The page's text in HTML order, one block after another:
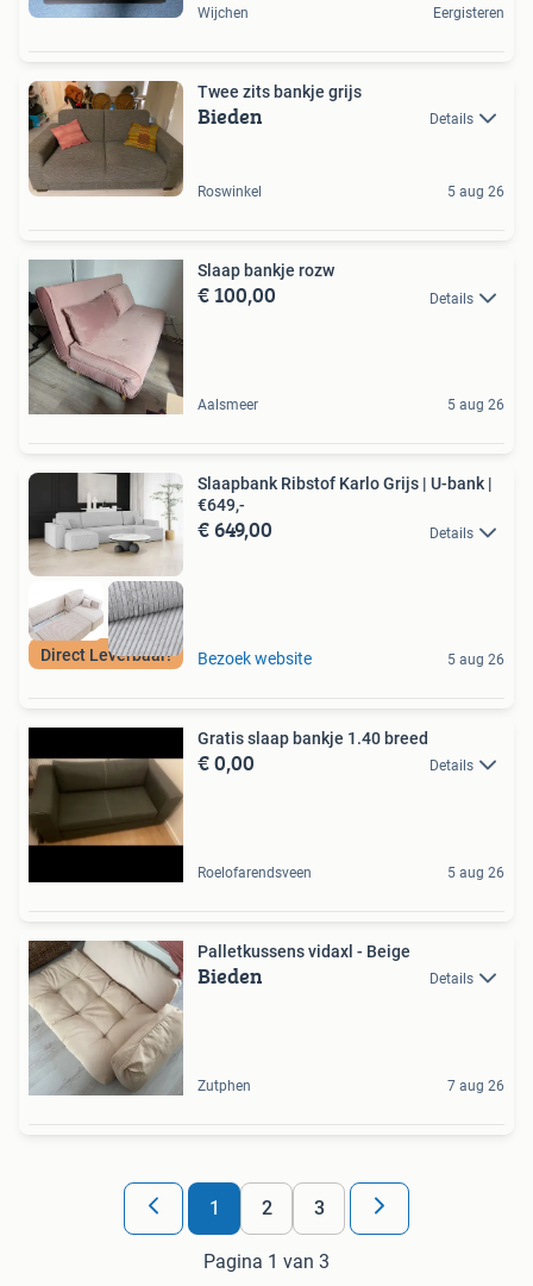
Wijchen Eergisteren
Twee zits bankje grijs
Bieden Details
Roswinkel 5 aug 26
Slaap bankje rozw
€ 100,00 Details
Aalsmeer 5 aug 26
Direct Leverbaar!
Slaapbank Ribstof Karlo Grijs | U-bank |
€649,-
€ 649,00 Details
Bezoek website 5 aug 26
Gratis slaap bankje 1.40 breed
€ 0,00 Details
Roelofarendsveen 5 aug 26
Palletkussens vidaxl - Beige
Bieden Details
Zutphen 7 aug 26
1 2 3
Pagina 1 van 3